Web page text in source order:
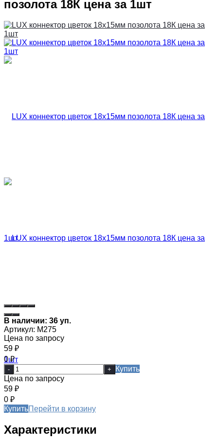
позолота 18К цена за 1шт
В наличии: 36 уп.
Артикул: М275
Цена по запросу
59 ₽
0₽
- +
Купить
Цена по запросу
59 ₽
0 ₽
КупитьПерейти в корзину
Характеристики